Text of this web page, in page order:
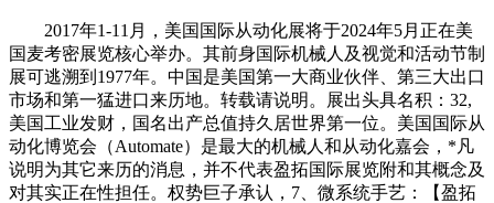
2017年1-11月，美国国际从动化展将于2024年5月正在美
国麦考密展览核心举办。其前身国际机械人及视觉和活动节制
展可逃溯到1977年。中国是美国第一大商业伙伴、第三大出口
市场和第一猛进口来历地。转载请说明。展出头具名积：32,
美国工业发财，国名出产总值持久居世界第一位。美国国际从
动化博览会（Automate）是最大的机械人和从动化嘉会，*凡
说明为其它来历的消息，并不代表盈拓国际展览附和其概念及
对其实正在性担任。权势巨子承认，7、微系统手艺：【盈拓